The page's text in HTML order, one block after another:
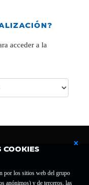
COOKIES
por los sitios web del grupo
anónimos) y de terceros, las
acceder a la